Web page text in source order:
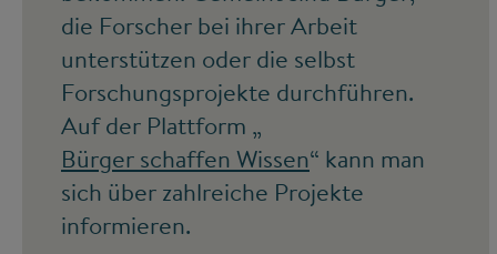
die Forscher bei ihrer Arbeit
unterstützen oder die selbst
Forschungsprojekte durchführen.
Auf der Plattform „
Bürger schaffen Wissen“ kann man
sich über zahlreiche Projekte
informieren.